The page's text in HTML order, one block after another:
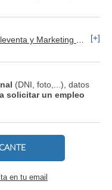
y Marketing Telefónico [+]
(DNI, foto,...), datos
solicitar un empleo
en tu email